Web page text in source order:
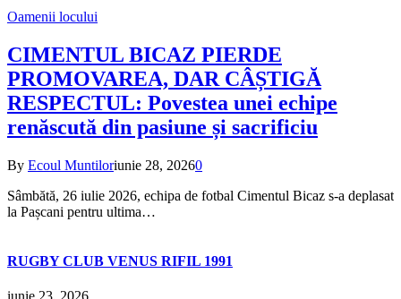
Oamenii locului
CIMENTUL BICAZ PIERDE
PROMOVAREA, DAR CÂȘTIGĂ
RESPECTUL: Povestea unei echipe
renăscută din pasiune și sacrificiu
By Ecoul Muntiloriunie 28, 20260
Sâmbătă, 26 iulie 2026, echipa de fotbal Cimentul Bicaz s-a deplasat
la Pașcani pentru ultima…
RUGBY CLUB VENUS RIFIL 1991